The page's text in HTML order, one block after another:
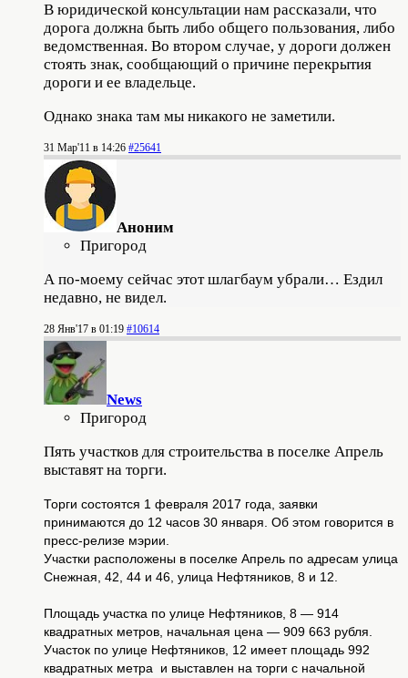
В юридической консультации нам рассказали, что
дорога должна быть либо общего пользования, либо
ведомственная. Во втором случае, у дороги должен
стоять знак, сообщающий о причине перекрытия
дороги и ее владельце.
Однако знака там мы никакого не заметили.
31 Мар'11 в 14:26 #25641
Аноним
Пригород
А по-моему сейчас этот шлагбаум убрали… Ездил
недавно, не видел.
28 Янв'17 в 01:19 #10614
News
Пригород
Пять участков для строительства в поселке Апрель
выставят на торги.
Торги состоятся 1 февраля 2017 года, заявки
принимаются до 12 часов 30 января. Об этом говорится в
пресс-релизе мэрии.
Участки расположены в поселке Апрель по адресам улица
Снежная, 42, 44 и 46, улица Нефтяников, 8 и 12.
Площадь участка по улице Нефтяников, 8 — 914
квадратных метров, начальная цена — 909 663 рубля.
Участок по улице Нефтяников, 12 имеет площадь 992
квадратных метра и выставлен на торги с начальной